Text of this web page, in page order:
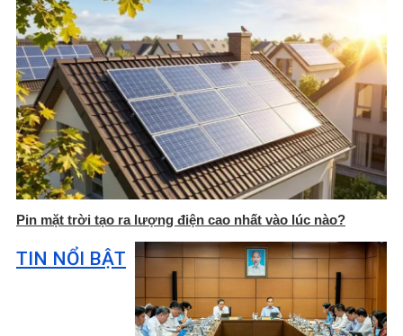
Pin mặt trời tạo ra lượng điện cao nhất vào lúc nào?
TIN NỔI BẬT